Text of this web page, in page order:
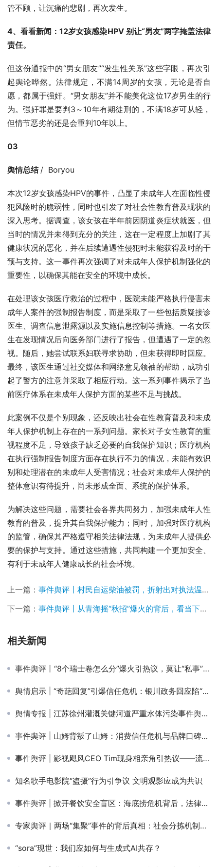
管不顾，让沉痛的悲剧，再次发生。
4、看看新闻：12岁女孩感染HPV 别让“男友”两字掩盖法律
责任。
但这份通报中的“男女朋友”“发生性关系”这些字眼，再次引
起舆论哗然。法律规定，不满14周岁的女孩，无论是否自
愿，都属于强奸。“男女朋友”并不能美化这位17岁男生的行
为。强奸罪是要判3～10年有期徒刑的，不满18岁可从轻，
但情节恶劣的还是会重判10年以上。
03
舆情总结 /  Boryou
本次12岁女孩感染HPV的事件，凸显了未成年人在面临性侵
犯风险时的脆弱性，同时也引发了对社会性教育普及现状的
深入思考。据调查，该女孩在半年前因阴道炎症状就医，但
当时的情况并未得到充分的关注，这在一定程度上加剧了其
健康状况的恶化，并在后续遭遇性侵犯时未能获得及时的干
预与支持。这一事件再次强调了对未成年人保护机制强化的
重要性，以确保其能在安全的环境中成长。
在处理该女孩医疗救治的过程中，医院未能严格执行侵害未
成年人案件的强制报告制度，而是采取了一些包括质疑接诊
医生、调查信息泄露源以及实施信息控制等措施。一名女医
生在发现情况后向医务部门进行了报告，但遭遇了一定的忽
视。随后，她尝试联系妇联寻求协助，但未获得即时回应。
最终，该医生通过社交媒体和网络意见领袖的帮助，成功引
起了警方的注意并采取了相应行动。这一系列事件揭示了当
前医疗体系在未成年人保护方面的某些不足与挑战。
此案例不仅是个别现象，还反映出社会在性教育普及和未成
年人保护机制上存在的一系列问题。家长对子女性教育的重
视程度不足，导致孩子缺乏必要的自我保护知识；医疗机构
在执行强制报告制度方面存在执行不力的情况，未能有效识
别和处理潜在的未成年人受害情况；社会对未成年人保护的
整体意识有待提升，尚未形成全面、系统的保护体系。
为解决这些问题，需要社会各界共同努力，加强未成年人性
教育的普及，提升其自我保护能力；同时，加强对医疗机构
的监管，确保其严格遵守相关法律法规，为未成年人提供必
要的保护与支持。通过这些措施，共同构建一个更加安全、
有利于未成年人健康成长的社会环境。
上一篇： 事件舆评丨村民自运柴油被罚，折射出对执法温度与制度完善的诉求
下一篇： 事件舆评丨从青海摇“秋招”爆火的背后，看当下就业新生态与挑战
相关新闻
事件舆评丨“8个瑞士卷怎么分”爆火引热议，莫让“私事”绑架公共话题
舆情启示 | “奇葩回复”引爆信任危机：银川政务回应陷“塔西佗陷阱” ——宁夏银川市长“已读乱回”事件舆情案例分析
舆情专报 | 江苏徐州灌溉关键河道严重水体污染事件舆情专报
事件舆评 | 山姆背叛了山姆：消费信任危机与品牌口碑的博弈
事件舆评 | 影视飓风CEO Tim现身相亲角引热议——流量经济与婚恋情感产生碰撞
知名歌手电影院“盗摄”行为引争议 文明观影应成为共识
事件舆评 | 掀开餐饮安全盲区：海底捞危机背后，法律不该为“未成年”降格
专家舆评｜两场“集聚”事件的背后真相：社会分拣机制和精神“越轨”行为
“sora”现世：我们应如何与生成式AI共存？